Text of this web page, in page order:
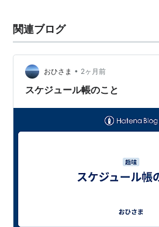
関連ブログ
おひさま • 2ヶ月前
スケジュール帳のこと